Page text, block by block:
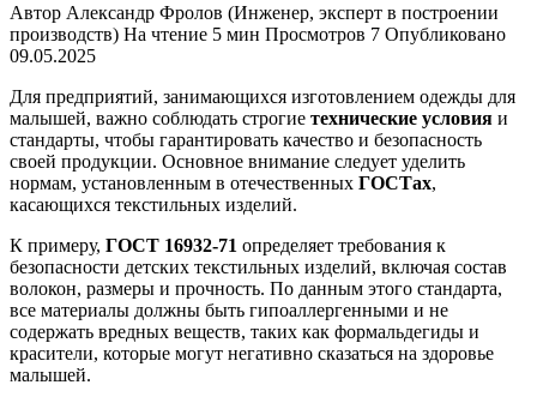
Автор Александр Фролов (Инженер, эксперт в построении
производств) На чтение 5 мин Просмотров 7 Опубликовано
09.05.2025
Для предприятий, занимающихся изготовлением одежды для
малышей, важно соблюдать строгие технические условия и
стандарты, чтобы гарантировать качество и безопасность
своей продукции. Основное внимание следует уделить
нормам, установленным в отечественных ГОСТах,
касающихся текстильных изделий.
К примеру, ГОСТ 16932-71 определяет требования к
безопасности детских текстильных изделий, включая состав
волокон, размеры и прочность. По данным этого стандарта,
все материалы должны быть гипоаллергенными и не
содержать вредных веществ, таких как формальдегиды и
красители, которые могут негативно сказаться на здоровье
малышей.